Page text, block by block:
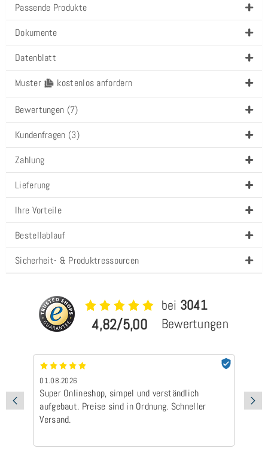
Passende Produkte
Dokumente
Datenblatt
Muster kostenlos anfordern
Bewertungen (7)
Kundenfragen (3)
Zahlung
Lieferung
Ihre Vorteile
Bestellablauf
Sicherheit- & Produktressourcen
4,82/5,00
bei 3041
Bewertungen
01.08.2026
Super Onlineshop, simpel und verständlich
aufgebaut. Preise sind in Ordnung. Schneller
Versand.